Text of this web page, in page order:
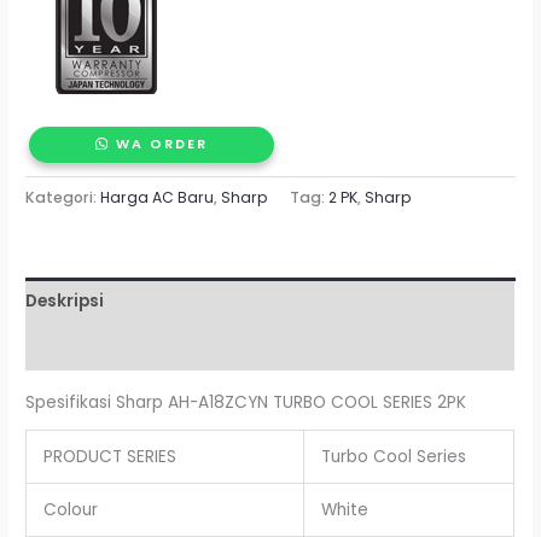
WA ORDER
Kategori:Harga AC Baru,Sharp Tag:2 PK,Sharp
Deskripsi
Spesifikasi Sharp AH-A18ZCYN TURBO COOL SERIES 2PK
PRODUCT SERIES Turbo Cool Series
Colour White